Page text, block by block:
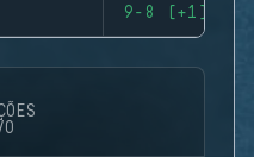
9-8 (+1)